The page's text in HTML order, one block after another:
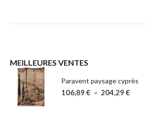
MEILLEURES VENTES
Paravent paysage cyprès
106,89 € – 204,29 €